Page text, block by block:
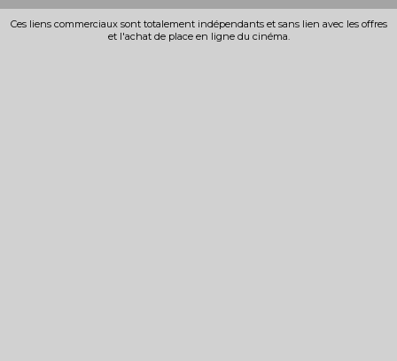
Ces liens commerciaux sont totalement indépendants et sans lien avec les offres
et l'achat de place en ligne du cinéma.